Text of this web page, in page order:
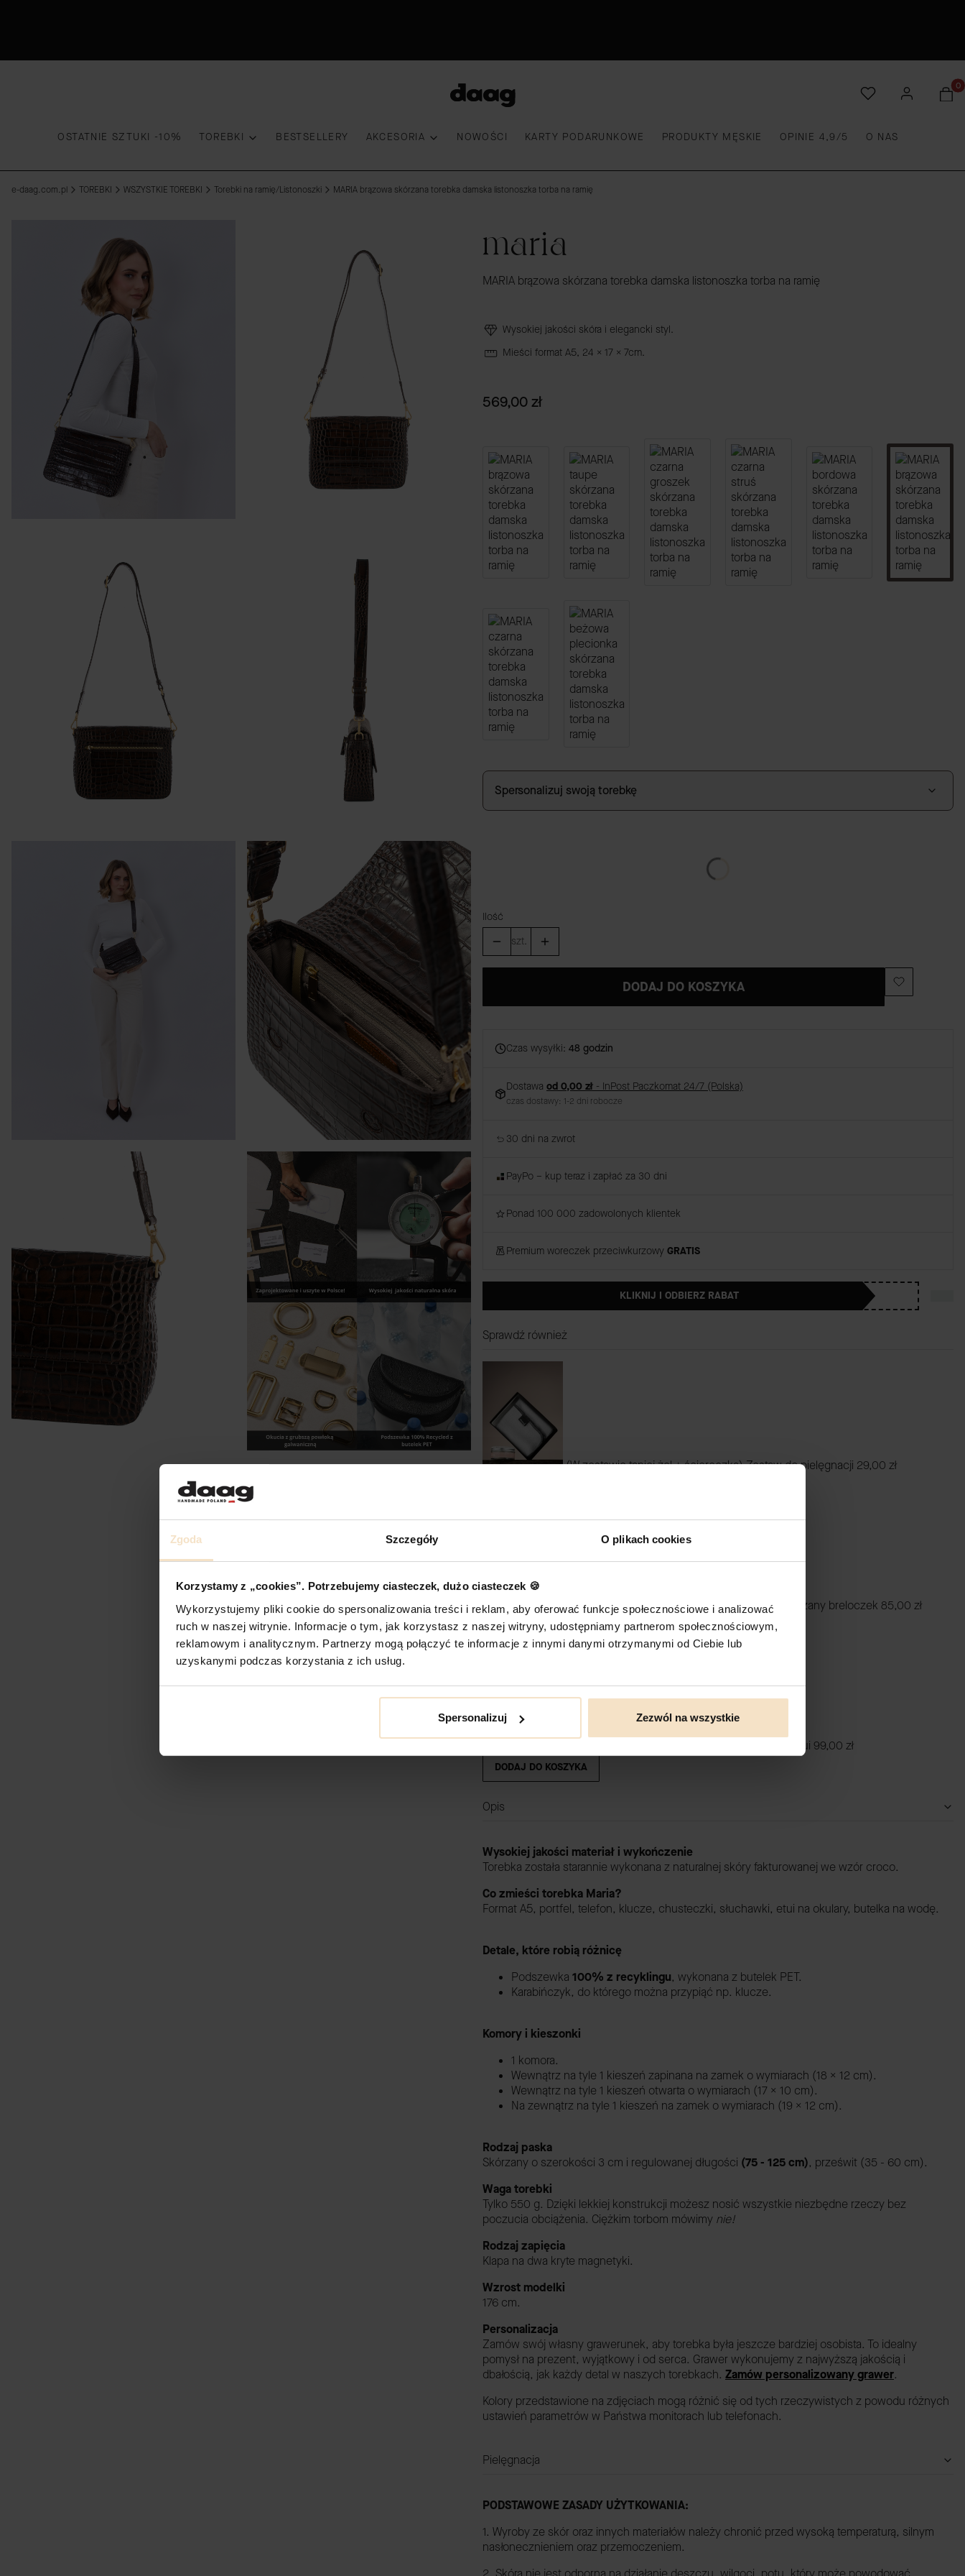
Zgoda Szczegóły O plikach cookies
Korzystamy z „cookies”. Potrzebujemy ciasteczek, dużo ciasteczek 🍪
Wykorzystujemy pliki cookie do spersonalizowania treści i reklam, aby oferować funkcje społecznościowe i analizować
ruch w naszej witrynie. Informacje o tym, jak korzystasz z naszej witryny, udostępniamy partnerom społecznościowym,
reklamowym i analitycznym. Partnerzy mogą połączyć te informacje z innymi danymi otrzymanymi od Ciebie lub
uzyskanymi podczas korzystania z ich usług.
Spersonalizuj Zezwól na wszystkie
OSTATNIE SZTUKI -10% TOREBKI BESTSELLERY AKCESORIA NOWOŚCI KARTY PODARUNKOWE PRODUKTY MĘSKIE OPINIE 4,9/5 O NAS
e-daag.com.pl TOREBKI WSZYSTKIE TOREBKI Torebki na ramię/Listonoszki MARIA brązowa skórzana torebka damska listonoszka torba na ramię
maria
MARIA brązowa skórzana torebka damska listonoszka torba na ramię
Wysokiej jakości skóra i elegancki styl.
Mieści format A5, 24 x 17 x 7cm.
Cena
569,00 zł
Spersonalizuj swoją torebkę
Ilość
szt.
DODAJ DO KOSZYKA
Czas wysyłki: 48 godzin
Dostawa od 0,00 zł - InPost Paczkomat 24/7 (Polska)
czas dostawy: 1-2 dni robocze
30 dni na zwrot
PayPo – kup teraz i zapłać za 30 dni
Ponad 100 000 zadowolonych klientek
Premium woreczek przeciwkurzowy GRATIS
KLIKNIJ I ODBIERZ RABAT
Sprawdź również
(W zestawie taniej żel + ściereczka) Zestaw do pielęgnacji 29,00 zł
CHARMS troczek z łańcuszkiem czerwony skórzany breloczek 85,00 zł
DODAJ DO KOSZYKA
ARIA brązowe etui daag zero waste skórzane etui 99,00 zł
DODAJ DO KOSZYKA
Opis
Wysokiej jakości materiał i wykończenie
Torebka została starannie wykonana z naturalnej skóry fakturowanej we wzór croco.
Co zmieści torebka Maria?
Format A5, portfel, telefon, klucze, chusteczki, słuchawki, etui na okulary, butelka na wodę.
Detale, które robią różnicę
Podszewka 100% z recyklingu, wykonana z butelek PET.
Karabińczyk, do którego można przypiąć np. klucze.
Komory i kieszonki
1 komora.
Wewnątrz na tyle 1 kieszeń zapinana na zamek o wymiarach (18 x 12 cm).
Wewnątrz na tyle 1 kieszeń otwarta o wymiarach (17 x 10 cm).
Na zewnątrz na tyle 1 kieszeń na zamek o wymiarach (19 x 12 cm).
Rodzaj paska
Skórzany o szerokości 3 cm i regulowanej długości (75 - 125 cm), prześwit (35 - 60 cm).
Waga torebki
Tylko 550 g. Dzięki lekkiej konstrukcji możesz nosić wszystkie niezbędne rzeczy bez
poczucia obciążenia. Ciężkim torbom mówimy nie!
Rodzaj zapięcia
Klapa na dwa kryte magnetyki.
Wzrost modelki
176 cm.
Personalizacja
Zamów swój własny grawerunek, aby torebka była jeszcze bardziej osobista. To idealny
pomysł na prezent, wyjątkowy i od serca. Grawer wykonujemy z najwyższą jakością i
dbałością, jak każdy detal w naszych torebkach. Zamów personalizowany grawer.
Kolory przedstawione na zdjęciach mogą różnić się od tych rzeczywistych z powodu różnych
ustawień parametrów w Państwa monitorach lub telefonach.
Pielęgnacja
PODSTAWOWE ZASADY UŻYTKOWANIA:
1. Wyroby ze skór oraz innych materiałów należy chronić przed wysoką temperaturą, silnym
nasłonecznieniem oraz przemoczeniem.